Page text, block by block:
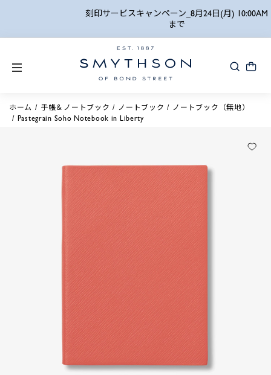
刻印サービスキャンペーン_8月24日(月) 10:00AM
ホーム 手帳＆ノートブック ノートブック
ノートブック（無地）
Pastegrain Soho Notebook in Liberty